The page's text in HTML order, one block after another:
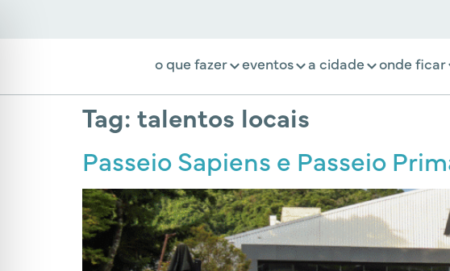
o que fazer eventos a cidade onde ficar
Tag: talentos locais
Passeio Sapiens e Passeio